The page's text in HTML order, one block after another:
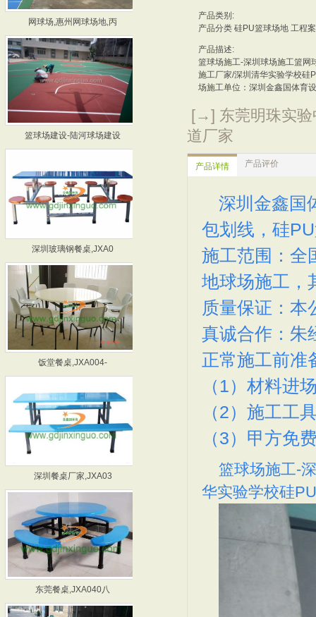
网球场,惠州网球场地,丙 深圳网球场,深圳网球场地
篮球场建设-陆河球场建设 篮球场建设厂家-深圳蓝球
深圳玻璃钢餐桌,JXA0 惠州玻璃钢餐桌,JXA0
饭堂餐桌,JXA004- 深圳食堂餐桌厂家,JXA
深圳餐桌厂家,JXA03 东莞饭堂餐桌厂家,JXA
东莞餐桌,JXA040八
产品类别:
产品分类 硅PU篮球场地 工程
产品描述:
篮球场施工-深圳球场施工篮网
施工厂家/深圳清华实验学校硅
场施工单位：深圳金鑫国体育
[→] 东莞明珠实验
道厂家
产品详情 产品评价
深圳金鑫国
包划线，硅
施工范围：全
地球场施工，
质量保证：本
真诚合作： 朱
正常施工前准
（1）材料进
（2）施工工
（3）甲方免
篮球场施工-
华实验学校硅